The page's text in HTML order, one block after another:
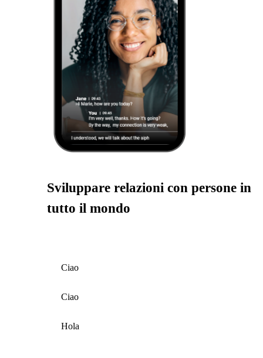
Sviluppare relazioni con persone in
tutto il mondo
Ciao
Ciao
Hola